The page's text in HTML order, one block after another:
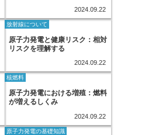
2024.09.22
放射線について
原子力発電と健康リスク：相対
リスクを理解する
2024.09.22
核燃料
原子力発電における増殖：燃料
が増えるしくみ
2024.09.22
原子力発電の基礎知識